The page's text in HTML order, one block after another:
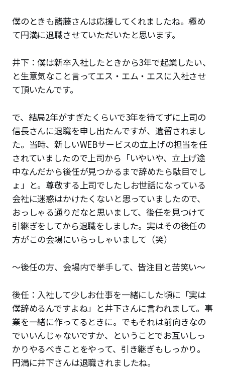
僕のときも諸藤さんは応援してくれましたね。極め
て円満に退職させていただいたと思います。
井下：僕は新卒入社したときから3年で起業したい、
と生意気なこと言ってエス・エム・エスに入社させ
て頂いたんです。
で、結局2年がすぎたくらいで3年を待てずに上司の
信長さんに退職を申し出たんですが、遺留されまし
た。当時、新しいWEBサービスの立上げの担当を任
されていましたので上司から「いやいや、立上げ途
中なんだから後任が見つかるまで辞めたら駄目でし
ょ」と。尊敬する上司でしたしお世話になっている
会社に迷惑はかけたくないと思っていましたので、
おっしゃる通りだなと思いまして、後任を見つけて
引継ぎをしてから退職をしました。実はその後任の
方がこの会場にいらっしゃいまして（笑）
〜後任の方、会場内で挙手して、皆注目と苦笑い〜
後任：入社して少しお仕事を一緒にした頃に「実は
僕辞めるんですよね」と井下さんに言われまして。事
業を一緒に作ってるときに。でもそれは前向きなの
でいいんじゃないですか、ということでお互いしっ
かりやるべきことをやって、引き継ぎもしっかり。
円満に井下さんは退職されましたね。